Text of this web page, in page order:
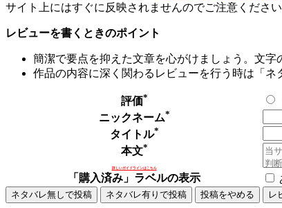
サイト上にはすぐに反映されませんのでご注意ください
レビューを書くときのポイント
簡潔で要点を抑えた文章を心がけましょう。文字
作品の内容に深く関わるレビューを行う時は「ネ
評価*
ニックネーム*
タイトル*
本文*
詳しいガイドラインはこちら
「購入済み」ラベルの表示